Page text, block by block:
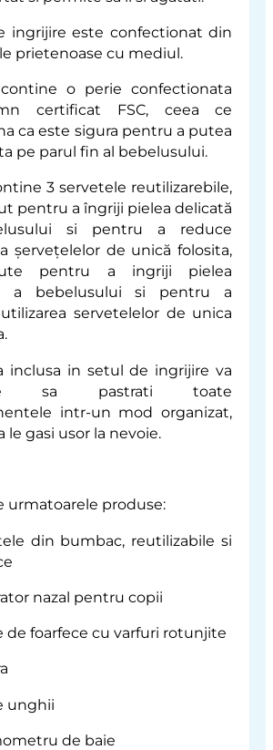
ingrijire este confectionat din
prietenoase cu mediul.
o perie confectionata
certificat FSC, ceea ce
ca este sigura pentru a putea
pe parul fin al bebelusului.
3 servetele reutilizarebile,
pentru a îngriji pielea delicată
si pentru a reduce
șervețelelor de unică folosita,
pentru a ingriji pielea
a bebelusului si pentru a
servetelelor de unica
inclusa in setul de ingrijire va
sa pastrati toate
intr-un mod organizat,
le gasi usor la nevoie.
urmatoarele produse:
din bumbac, reutilizabile si
nazal pentru copii
de foarfece cu varfuri rotunjite
unghii
de baie